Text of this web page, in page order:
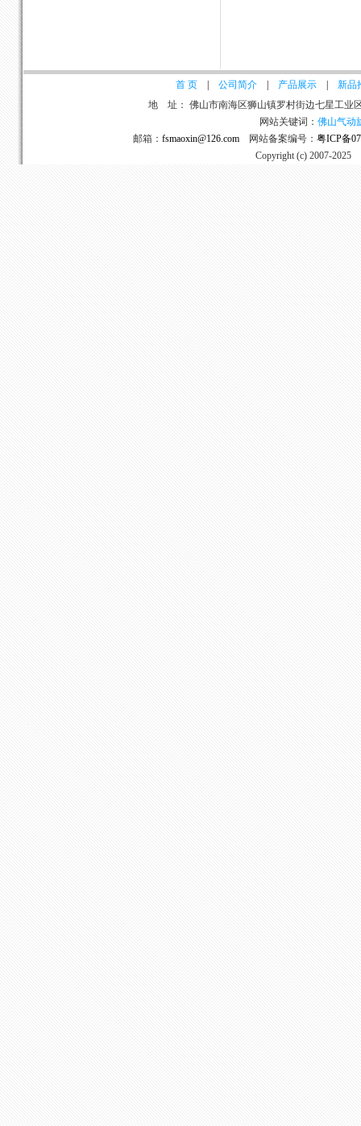
首 页| 公司简介| 产品展示| 新品
地 址： 佛山市南海区狮山镇罗村街边七星工
网站关键词： 佛山气动
邮箱： fsmaoxin@126.com 网站备案编号： 粤ICP备
Copyright (c) 2007-